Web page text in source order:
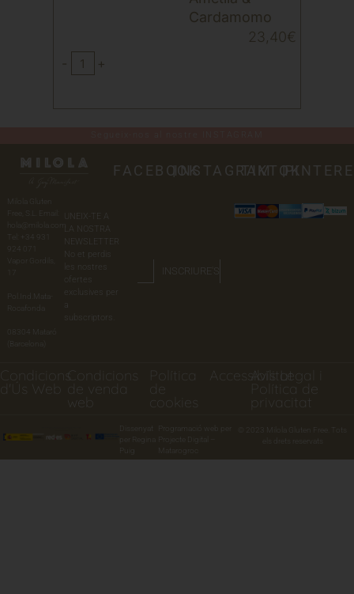
Cardamomo
23,40€
+
FACEBOOK
|INSTAGRAM
TIKTOK
|
Milola Gluten
Free, S.L. Email:
hola@milola.com
Tel: +34 931
924 071
Pol.Ind.Mata-
Rocafonda
08304 Mataró
(Barcelona)
UNEIX-TE A
LA NOSTRA
NEWSLETTER
No et perdis
les nostres
ofertes
exclusives per
a
subscriptors.
INSCRIURE'S
Condicions
d'Ús Web
Condicions
de venda
web
Política
de
cookies
Accessibilitat
Avís Legal i
Política de
privacitat
Dissenyat
per Regina
Puig
Programació web per
Projecte Digital –
Matarogroc
© 2023 Milola Gluten Free. Tots
els drets reservats